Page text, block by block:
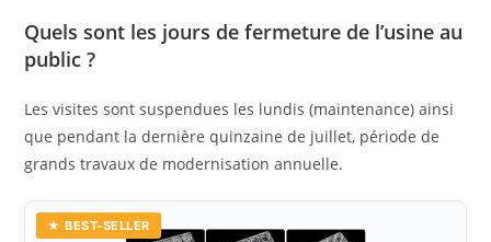
Quels sont les jours de fermeture de l’usine au
public ?
Les visites sont suspendues les lundis (maintenance) ainsi
que pendant la dernière quinzaine de juillet, période de
grands travaux de modernisation annuelle.
★ BEST-SELLER